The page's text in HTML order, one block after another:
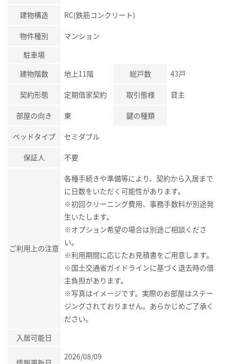
建物構造 RC(鉄筋コンクリート)
物件種別
マンション
駐車場
建物階数
地上11階 総戸数 43戸
契約形態 定期借家契約 取引態様 貸主
部屋の向き 東 鍵の種類
ベッドタイプ セミダブル
保証人 不要
ご利用上の注意
各種手続きや準備等により、契約から入居まで
に日数をいただく可能性があります。
※初回クリーニング費用、事務手数料が別途発
生いたします。
※オプション希望の場合は別途ご相談くださ
い。
※利用期間に応じたお見積書をご用意します。
※国土交通省ガイドラインに基づく退去時の借
主負担があります。
※写真はイメージです。実際のお部屋はステー
ジングされておりません。あらかじめご了承く
ださい。
入居可能日
2026/08/09